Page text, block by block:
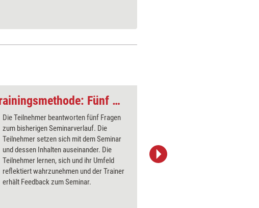
Nachhaltige Trainingsmethode: Fünf Fragen – fünf Antworten
Die Teilnehmer beantworten fünf Fragen
zum bisherigen Seminarverlauf. Die
Teilnehmer setzen sich mit dem Seminar
und dessen Inhalten auseinander. Die
Teilnehmer lernen, sich und ihr Umfeld
reflektiert wahrzunehmen und der Trainer
erhält Feedback zum Seminar.